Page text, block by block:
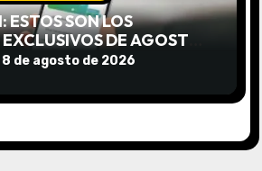
ESTOS SON LOS
DE AGOSTO
DURANTE TODO EL
8 de agosto de 2026